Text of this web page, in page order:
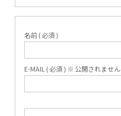
名前 ( 必須 )
E-MAIL ( 必須 ) ※ 公開されません